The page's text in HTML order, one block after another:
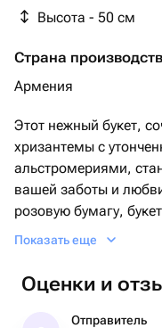
Высота - 50 см
Страна
Армения
Этот нежный букет,
хризантемы с
альстромериями,
вашей заботы и
розовую бумагу,
легкость. Подарите
сочетание цветов
незабываемым!
Показать еще
Оценки и
Отправитель